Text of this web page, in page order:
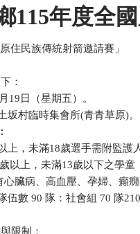
115年度全
住民族傳統射箭邀請賽」
：
19日（星期五）。
坂村臨時集會所(青青草原)。
上，未滿18歲選手需附監護
以上，未滿13歲以下之學童
臟病、高血壓、孕婦、癲
伍數 90 隊：社會組 70 隊
限制：